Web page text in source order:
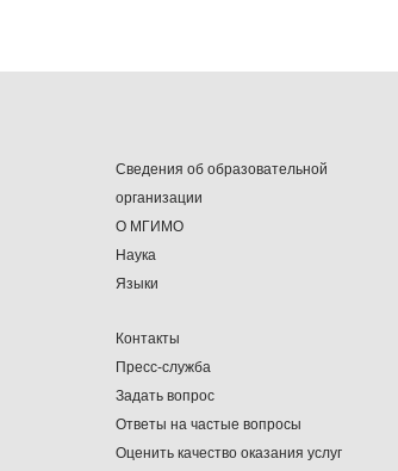
Сведения об образовательной
организации
О МГИМО
Наука
Языки
Контакты
Пресс-служба
Задать вопрос
Ответы на частые вопросы
Оценить качество оказания услуг